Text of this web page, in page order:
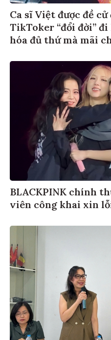
Ca sĩ Việt được đề
TikToker “đổi đời”
hóa đủ thứ mà mãi
BLACKPINK chính
viên công khai xin